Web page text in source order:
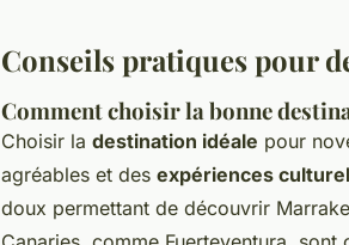
Conseils pratiques pour
Comment choisir la bonne
Choisir la destination idéale pour
agréables et des expériences
doux permettant de découvrir